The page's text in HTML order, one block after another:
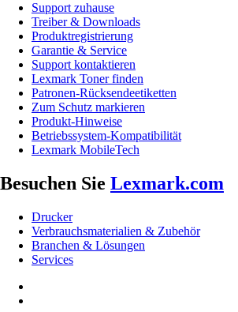
Support zuhause
Treiber & Downloads
Produktregistrierung
Garantie & Service
Support kontaktieren
Lexmark Toner finden
Patronen-Rücksendeetiketten
Zum Schutz markieren
Produkt-Hinweise
Betriebssystem-Kompatibilität
Lexmark MobileTech
Besuchen Sie Lexmark.com
Drucker
Verbrauchsmaterialien & Zubehör
Branchen & Lösungen
Services